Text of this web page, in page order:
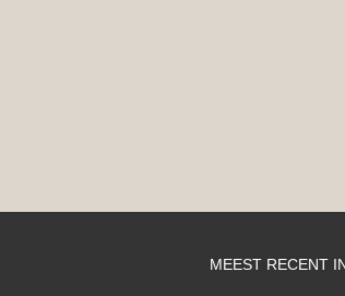
MEEST RECENT